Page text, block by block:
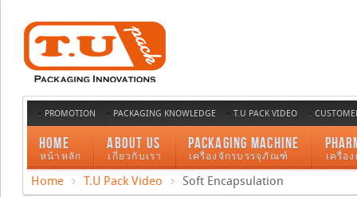
PROMOTION PACKAGING KNOWLEDGE T.U PACK VIDEO
HOME
หน้าหลัก
ABOUT US
เกี่ยวกับเรา
PACKAGING MACHINE
เครื่องจักรบรรจุภัณฑ์ เครื่อ
Home T.U Pack Video Soft Encapsulation